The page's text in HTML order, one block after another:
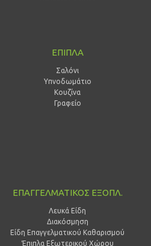
ΕΠΙΠΛΑ
Σαλόνι
Υπνοδωμάτιο
Κουζίνα
Γραφείο
ΕΠΑΓΓΕΛΜΑΤΙΚΟΣ ΕΞΟΠΛ.
Λευκά Είδη
Διακόσμηση
Είδη Επαγγελματικού Καθαρισμού
Έπιπλα Εξωτερικού Χώρου